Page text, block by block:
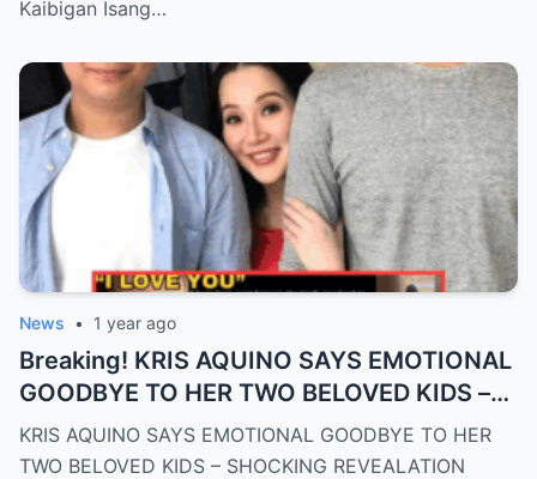
Kaibigan Isang…
News • 1 year ago
Breaking! KRIS AQUINO SAYS EMOTIONAL
GOODBYE TO HER TWO BELOVED KIDS –
SH0CKING REVEALATION LEAVES FANS
HEARTBROKEN!
KRIS AQUINO SAYS EMOTIONAL GOODBYE TO HER
TWO BELOVED KIDS – SHOCKING REVEALATION